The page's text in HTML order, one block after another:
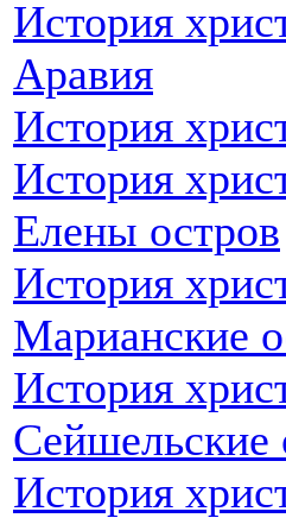
История
Аравия
История
История
Елены остров
История
Марианские
История
Сейшельские
История